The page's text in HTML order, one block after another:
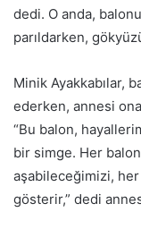
dedi. O anda,
parıldarken,
Minik Ayakkabılar,
ederken, annesi ona
“Bu balon,
bir simge. Her
aşabileceğimizi,
gösterir,” dedi